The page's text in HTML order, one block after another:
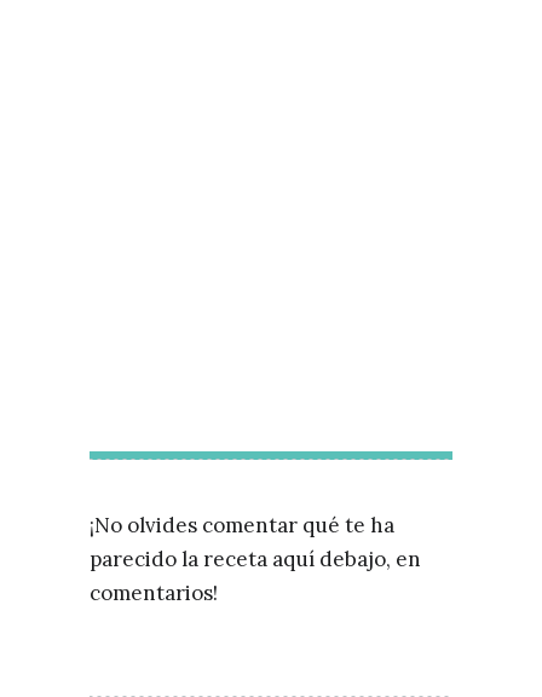
¡No olvides comentar qué te ha
parecido la receta aquí debajo, en
comentarios!